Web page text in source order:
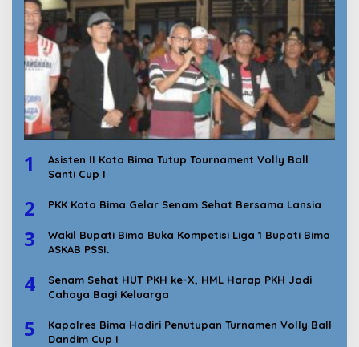
1
Asisten II Kota Bima Tutup Tournament Volly Ball
Santi Cup I
2 PKK Kota Bima Gelar Senam Sehat Bersama Lansia
3
Wakil Bupati Bima Buka Kompetisi Liga 1 Bupati Bima
ASKAB PSSI.
4
Senam Sehat HUT PKH ke-X, HML Harap PKH Jadi
Cahaya Bagi Keluarga
5
Kapolres Bima Hadiri Penutupan Turnamen Volly Ball
Dandim Cup I